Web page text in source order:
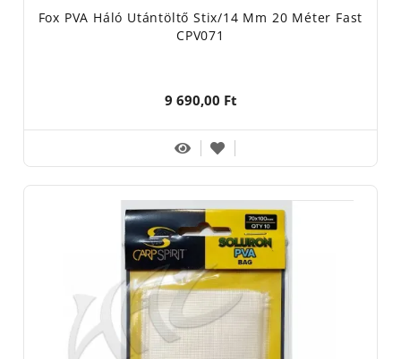
Fox PVA Háló Utántöltő Stix/14 Mm 20 Méter Fast
CPV071
9 690,00 Ft